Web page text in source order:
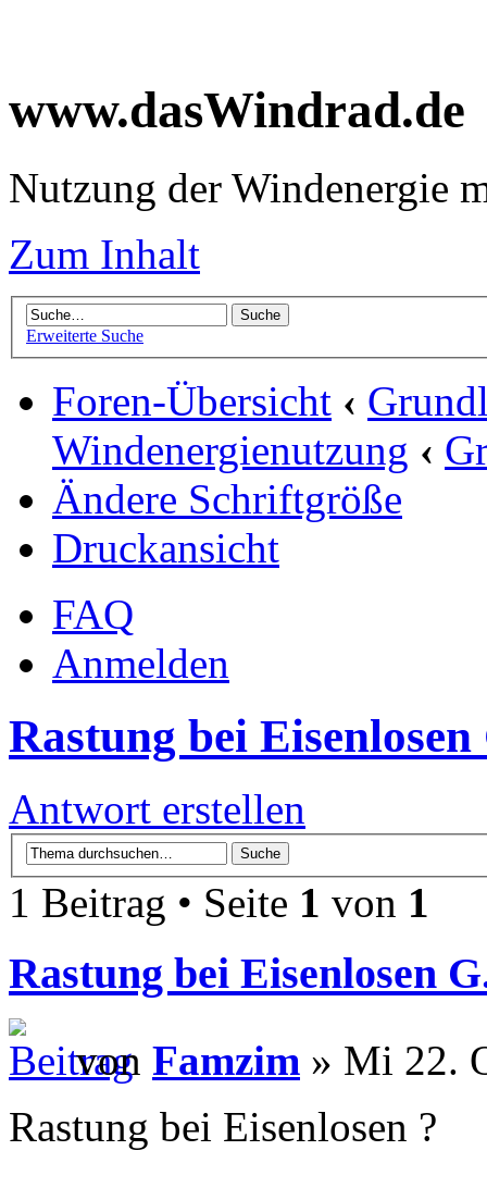
www.dasWindrad.de
Nutzung der Windenergie
Zum Inhalt
Erweiterte Suche
Foren-Übersicht ‹
Windenergienutzung ‹
Ändere Schriftgröße
Druckansicht
FAQ
Anmelden
Rastung bei Eisenlosen
Antwort erstellen
1 Beitrag • Seite 1 von 1
Rastung bei Eisenlosen
von Famzim » Mi 22.
Rastung bei Eisenlosen ?